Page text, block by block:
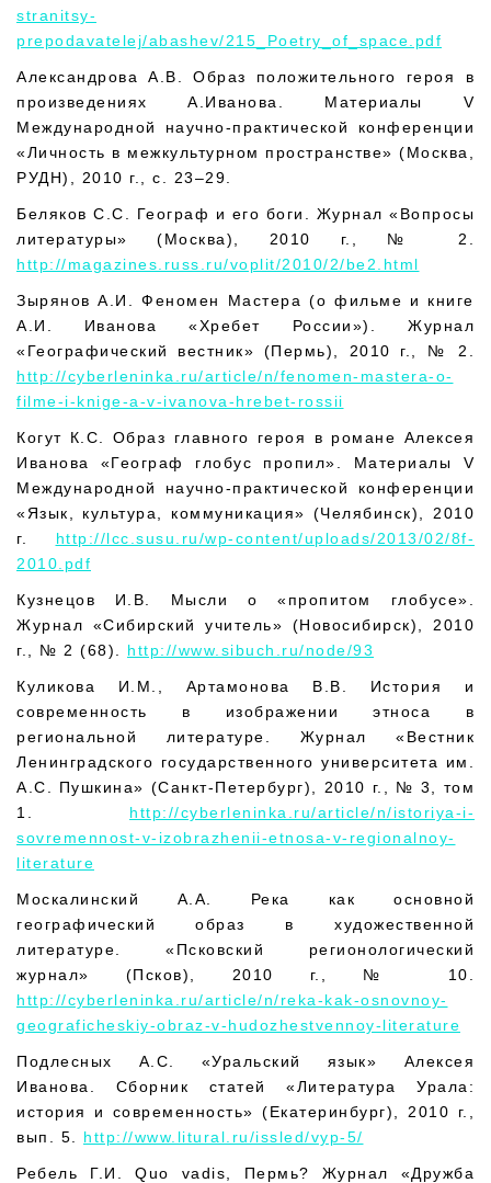
stranitsy-
prepodavatelej/abashev/215_Poetry_of_space.pdf
Александрова А.В. Образ положительного героя в
произведениях А.Иванова. Материалы V
Международной научно-практической конференции
«Личность в межкультурном пространстве» (Москва,
РУДН), 2010 г., с. 23–29.
Беляков С.С. Географ и его боги. Журнал «Вопросы
литературы» (Москва), 2010 г., № 2.
http://magazines.russ.ru/voplit/2010/2/be2.html
Зырянов А.И. Феномен Мастера (о фильме и книге
А.И. Иванова «Хребет России»). Журнал
«Географический вестник» (Пермь), 2010 г., № 2.
http://cyberleninka.ru/article/n/fenomen-mastera-o-
filme-i-knige-a-v-ivanova-hrebet-rossii
Когут К.С. Образ главного героя в романе Алексея
Иванова «Географ глобус пропил». Материалы V
Международной научно-практической конференции
«Язык, культура, коммуникация» (Челябинск), 2010
г. http://lcc.susu.ru/wp-content/uploads/2013/02/8f-
2010.pdf
Кузнецов И.В. Мысли о «пропитом глобусе».
Журнал «Сибирский учитель» (Новосибирск), 2010
г., № 2 (68). http://www.sibuch.ru/node/93
Куликова И.М., Артамонова В.В. История и
современность в изображении этноса в
региональной литературе. Журнал «Вестник
Ленинградского государственного университета им.
А.С. Пушкина» (Санкт-Петербург), 2010 г., № 3, том
1. http://cyberleninka.ru/article/n/istoriya-i-
sovremennost-v-izobrazhenii-etnosa-v-regionalnoy-
literature
Москалинский А.А. Река как основной
географический образ в художественной
литературе. «Псковcкий регионологический
журнал» (Псков), 2010 г., № 10.
http://cyberleninka.ru/article/n/reka-kak-osnovnoy-
geograficheskiy-obraz-v-hudozhestvennoy-literature
Подлесных А.С. «Уральский язык» Алексея
Иванова. Сборник статей «Литература Урала:
история и современность» (Екатеринбург), 2010 г.,
вып. 5. http://www.litural.ru/issled/vyp-5/
Ребель Г.И. Quo vadis, Пермь? Журнал «Дружба